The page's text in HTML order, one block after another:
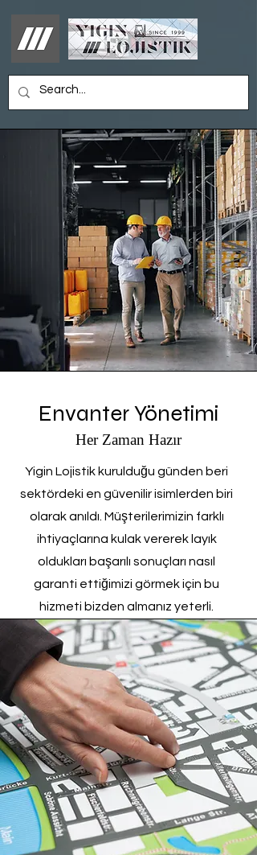
Envanter Yönetimi
Her Zaman Hazır
Yigin Lojistik kurulduğu günden beri
sektördeki en güvenilir isimlerden biri
olarak anıldı. Müşterilerimizin farklı
ihtiyaçlarına kulak vererek layık
oldukları başarılı sonuçları nasıl
garanti ettiğimizi görmek için bu
hizmeti bizden almanız yeterli.